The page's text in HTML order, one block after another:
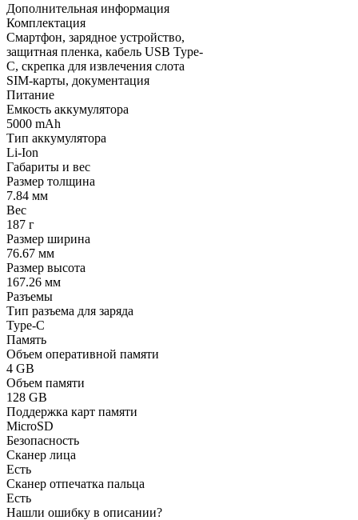
Дополнительная информация
Комплектация
Смартфон, зарядное устройство,
защитная пленка, кабель USB Type-
C, скрепка для извлечения слота
SIM-карты, документация
Питание
Емкость аккумулятора
5000 mAh
Тип аккумулятора
Li-Ion
Габариты и вес
Размер толщина
7.84 мм
Вес
187 г
Размер ширина
76.67 мм
Размер высота
167.26 мм
Разъемы
Тип разъема для заряда
Type-C
Память
Объем оперативной памяти
4 GB
Объем памяти
128 GB
Поддержка карт памяти
MicroSD
Безопасность
Сканер лица
Есть
Сканер отпечатка пальца
Есть
Нашли ошибку в описании?